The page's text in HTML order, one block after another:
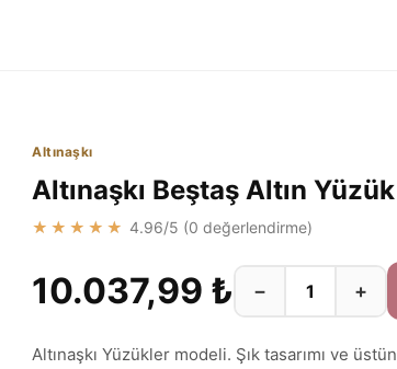
Altınaşkı
Altınaşkı Beştaş Altın Yüzük
★★★★★ 4.96/5 (0 değerlendirme)
10.037,99 ₺ − +
Altınaşkı Yüzükler modeli. Şık tasarımı ve